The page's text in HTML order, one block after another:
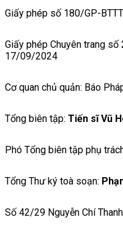
Giấy phép số 180/GP-
Giấy phép Chuyên trang
17/09/2024
Cơ quan chủ quản: Báo
Tổng biên tập: Tiến sĩ Vũ
Phó Tổng biên tập phụ
Tổng Thư ký toà soạn:
Số 42/29 Nguyễn Chí